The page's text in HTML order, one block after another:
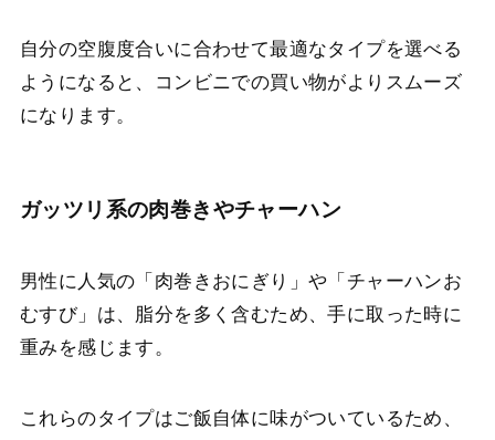
自分の空腹度合いに合わせて最適なタイプを選べる
ようになると、コンビニでの買い物がよりスムーズ
になります。
ガッツリ系の肉巻きやチャーハン
男性に人気の「肉巻きおにぎり」や「チャーハンお
むすび」は、脂分を多く含むため、手に取った時に
重みを感じます。
これらのタイプはご飯自体に味がついているため、